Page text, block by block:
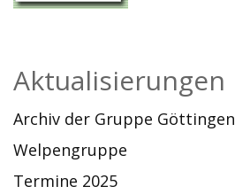
Aktualisierungen
Archiv der Gruppe Göttingen
Welpengruppe
Termine 2025